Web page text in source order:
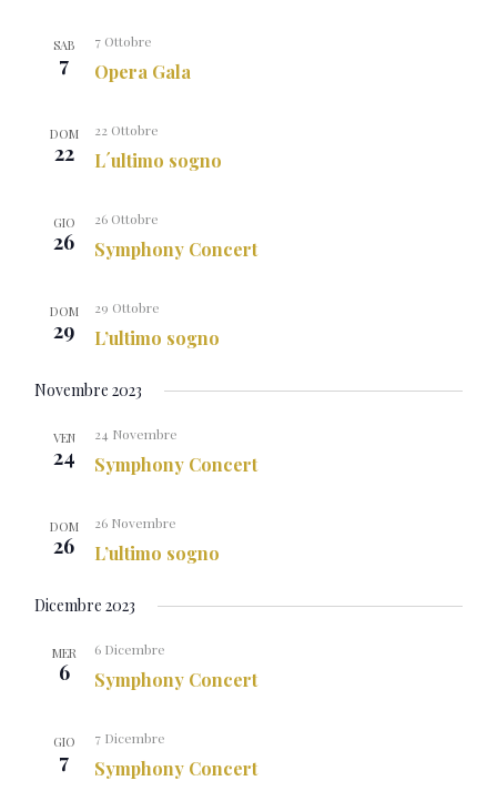
SAB
7 Opera Gala
7 Ottobre
DOM
22 L´ultimo sogno
22 Ottobre
GIO
26 Symphony Concert
26 Ottobre
DOM
29 L’ultimo sogno
29 Ottobre
Novembre 2023
VEN
24 Symphony Concert
24 Novembre
DOM
26 L’ultimo sogno
26 Novembre
Dicembre 2023
MER
6 Symphony Concert
6 Dicembre
GIO
7 Symphony Concert
7 Dicembre